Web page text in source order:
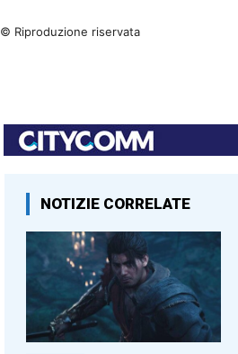
© Riproduzione riservata
NOTIZIE CORRELATE